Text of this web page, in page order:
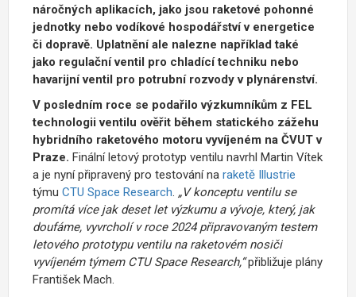
náročných aplikacích, jako jsou raketové pohonné
jednotky nebo vodíkové hospodářství v energetice
či dopravě. Uplatnění ale nalezne například také
jako regulační ventil pro chladící techniku nebo
havarijní ventil pro potrubní rozvody v plynárenství.
V posledním roce se podařilo výzkumníkům z FEL
technologii ventilu ověřit během statického zážehu
hybridního raketového motoru vyvíjeném na ČVUT v
Praze. Finální letový prototyp ventilu navrhl Martin Vítek
a je nyní připravený pro testování na raketě Illustrie
týmu CTU Space Research. „V konceptu ventilu se
promítá více jak deset let výzkumu a vývoje, který, jak
doufáme, vyvrcholí v roce 2024 připravovaným testem
letového prototypu ventilu na raketovém nosiči
vyvíjeném týmem CTU Space Research,“přibližuje plány
František Mach.